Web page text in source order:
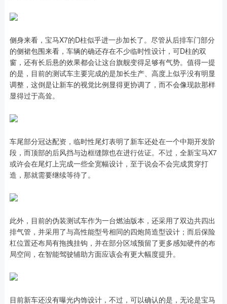
侧身来看，宝马X7的D柱似乎进一步加长了。尽管从后排车门部分
的侧裙包围来看，车辆的确还存在不少临时性设计，可D柱的双
窗，还有长后悬的效果都会让这台旗舰变得足够有气势。值得一提
的是，目前的测试车主要完成的是加长生产、高度上似乎没有明显
调整，这倒是让新车的视觉比例显得更协调了，而不会像现款那样
显得过于高耸。
车尾部分冠达配资，临时性尾灯表明了新车还处在一个中期开发阶
段，而顶部的后风挡与边框缝隙也在进行佐证。不过，全新宝马X7
或许会在尾灯上完成一些全宽幅设计，至于说会不会完成贯穿打
造，那就需要继续等待了。
此外，目前的伪装测试车作为一台燃油版本，还采用了双边共四出
排气管，并采用了与高性能型号相同的四炮筒造型设计；而后保险
杠位置还布局有拖拽挂钩，并在部分区域预留了更多感知硬件的布
局空间，在智能驾驶辅助方面应该会有更大幅度提升。
目前新车还没有曝光内饰设计，不过，可以确认的是，无论是宝马